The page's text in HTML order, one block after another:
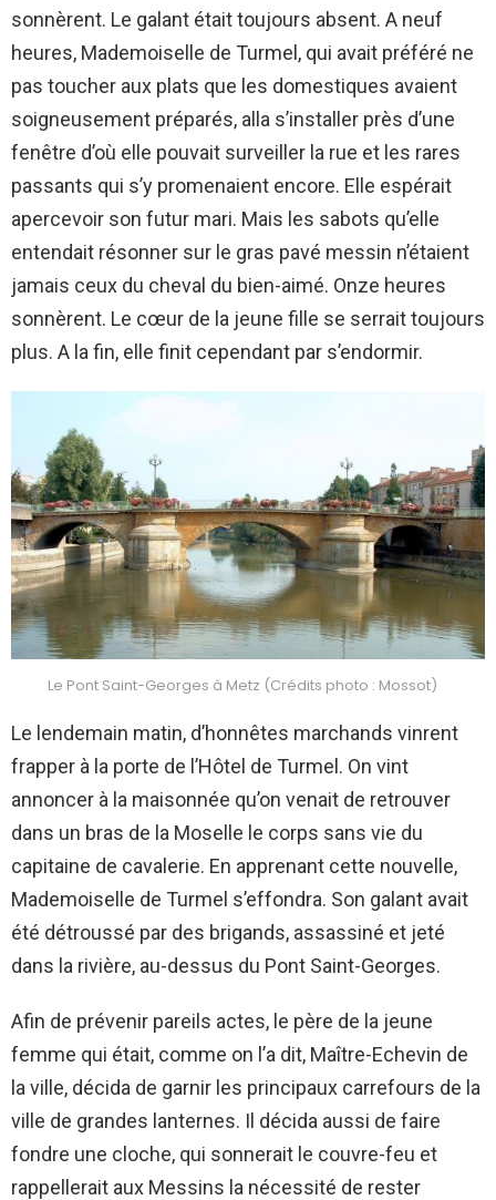
sonnèrent. Le galant était toujours absent. A neuf
heures, Mademoiselle de Turmel, qui avait préféré ne
pas toucher aux plats que les domestiques avaient
soigneusement préparés, alla s’installer près d’une
fenêtre d’où elle pouvait surveiller la rue et les rares
passants qui s’y promenaient encore. Elle espérait
apercevoir son futur mari. Mais les sabots qu’elle
entendait résonner sur le gras pavé messin n’étaient
jamais ceux du cheval du bien-aimé. Onze heures
sonnèrent. Le cœur de la jeune fille se serrait toujours
plus. A la fin, elle finit cependant par s’endormir.
Le Pont Saint-Georges à Metz (Crédits photo : Mossot)
Le lendemain matin, d’honnêtes marchands vinrent
frapper à la porte de l’Hôtel de Turmel. On vint
annoncer à la maisonnée qu’on venait de retrouver
dans un bras de la Moselle le corps sans vie du
capitaine de cavalerie. En apprenant cette nouvelle,
Mademoiselle de Turmel s’effondra. Son galant avait
été détroussé par des brigands, assassiné et jeté
dans la rivière, au-dessus du Pont Saint-Georges.
Afin de prévenir pareils actes, le père de la jeune
femme qui était, comme on l’a dit, Maître-Echevin de
la ville, décida de garnir les principaux carrefours de la
ville de grandes lanternes. Il décida aussi de faire
fondre une cloche, qui sonnerait le couvre-feu et
rappellerait aux Messins la nécessité de rester